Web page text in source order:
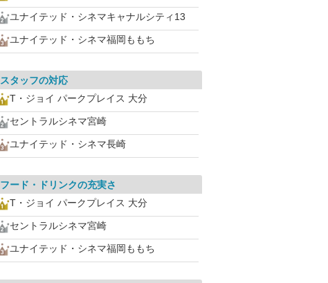
ユナイテッド・シネマキャナルシティ13
ユナイテッド・シネマ福岡ももち
スタッフの対応
T・ジョイ パークプレイス 大分
セントラルシネマ宮崎
ユナイテッド・シネマ長崎
フード・ドリンクの充実さ
T・ジョイ パークプレイス 大分
セントラルシネマ宮崎
ユナイテッド・シネマ福岡ももち